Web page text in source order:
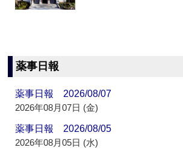
薬事日報
薬事日報 2026/08/07
2026年08月07日 (金)
薬事日報 2026/08/05
2026年08月05日 (水)